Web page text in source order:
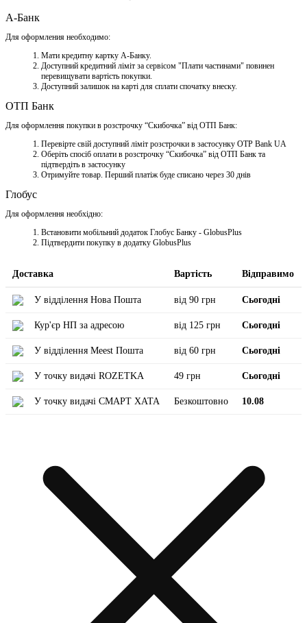
А-Банк
Для оформления необходимо:
Мати кредитну картку A-Банку.
Доступний кредитний ліміт за сервісом "Плати частинами" повинен
перевищувати вартість покупки.
Доступний залишок на карті для сплати спочатку внеску.
ОТП Банк
Для оформлення покупки в розстрочку “Скибочка” від ОТП Банк:
Перевірте свій доступний ліміт розстрочки в застосунку OTP Bank UA
Оберіть спосіб оплати в розстрочку “Скибочка” від ОТП Банк та
підтвердіть в застосунку
Отримуйте товар. Перший платіж буде списано через 30 днів
Глобус
Для оформлення необхідно:
Встановити мобільний додаток Глобус Банку - GlobusPlus
Підтвердити покупку в додатку GlobusPlus
Доставка Вартість Відправимо
У відділення Нова Пошта від 90 грн Сьогодні
Кур'єр НП за адресою від 125 грн Сьогодні
У відділення Meest Пошта від 60 грн Сьогодні
У точку видачі ROZETKA 49 грн Сьогодні
У точку видачі СМАРТ ХАТА Безкоштовно 10.08